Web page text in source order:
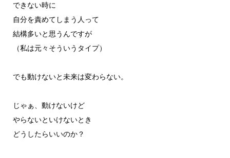
できない時に
自分を責めてしまう人って
結構多いと思うんですが
（私は元々そういうタイプ）
でも動けないと未来は変わらない。
じゃぁ、動けないけど
やらないといけないとき
どうしたらいいのか？